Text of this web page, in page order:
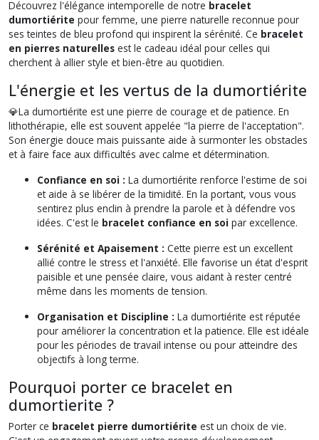
Découvrez l'élégance intemporelle de notre bracelet
dumortiérite pour femme, une pierre naturelle reconnue pour
ses teintes de bleu profond qui inspirent la sérénité. Ce bracelet
en pierres naturelles est le cadeau idéal pour celles qui
cherchent à allier style et bien-être au quotidien.
L'énergie et les vertus de la dumortiérite
💎La dumortiérite est une pierre de courage et de patience. En
lithothérapie, elle est souvent appelée "la pierre de l'acceptation".
Son énergie douce mais puissante aide à surmonter les obstacles
et à faire face aux difficultés avec calme et détermination.
Confiance en soi : La dumortiérite renforce l'estime de soi
et aide à se libérer de la timidité. En la portant, vous vous
sentirez plus enclin à prendre la parole et à défendre vos
idées. C'est le bracelet confiance en soi par excellence.
Sérénité et Apaisement : Cette pierre est un excellent
allié contre le stress et l'anxiété. Elle favorise un état d'esprit
paisible et une pensée claire, vous aidant à rester centré
même dans les moments de tension.
Organisation et Discipline : La dumortiérite est réputée
pour améliorer la concentration et la patience. Elle est idéale
pour les périodes de travail intense ou pour atteindre des
objectifs à long terme.
Pourquoi porter ce bracelet en
dumortierite ?
Porter ce bracelet pierre dumortiérite est un choix de vie.